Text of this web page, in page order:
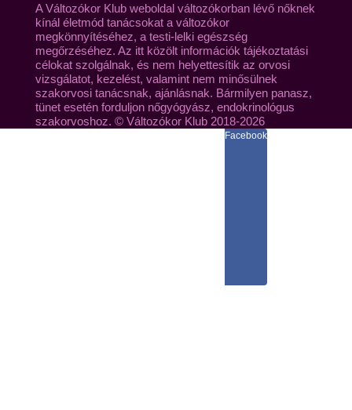
A Változókor Klub weboldal változókorban lévő nőknek
kínál életmód tanácsokat a változókor
megkönnyítéséhez, a testi-lelki egészség
megőrzéséhez. Az itt közölt információk tájékoztatási
célokat szolgálnak, és nem helyettesítik az orvosi
vizsgálatot, kezelést, valamint nem minősülnek
szakorvosi tanácsnak, ajánlásnak. Bármilyen panasz,
tünet esetén forduljon nőgyógyász, endokrinológus
szakorvoshoz. © Változókor Klub 2018-2026
Facebook